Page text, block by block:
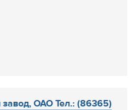
ОАО Тел.: (86365)